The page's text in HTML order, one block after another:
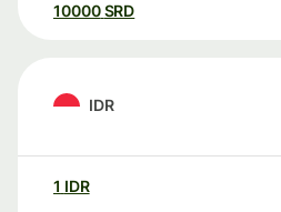
10000 SRD
IDR
1 IDR